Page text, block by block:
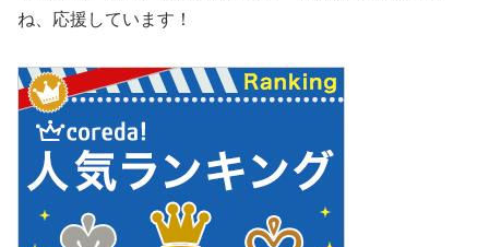
ね、応援しています！